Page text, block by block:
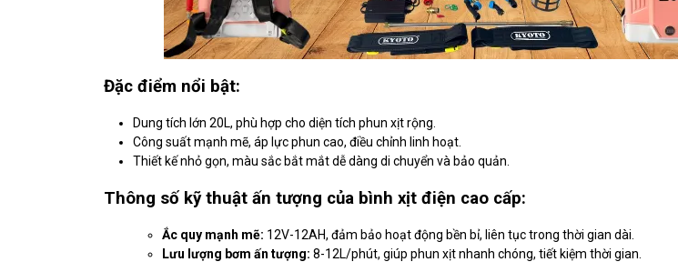
Đặc điểm nổi bật:
Dung tích lớn 20L, phù hợp cho diện tích phun xịt rộng.
Công suất mạnh mẽ, áp lực phun cao, điều chỉnh linh hoạt.
Thiết kế nhỏ gọn, màu sắc bắt mắt dễ dàng di chuyển và bảo quản.
Thông số kỹ thuật ấn tượng của bình xịt điện cao cấp:
Ắc quy mạnh mẽ: 12V-12AH, đảm bảo hoạt động bền bỉ, liên tục trong thời gian dài.
Lưu lượng bơm ấn tượng: 8-12L/phút, giúp phun xịt nhanh chóng, tiết kiệm thời gian.